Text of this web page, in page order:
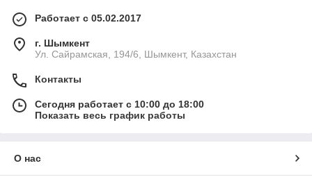
Работает с 05.02.2017
г. Шымкент
Ул. Сайрамская, 194/6, Шымкент, Казахстан
Контакты
Сегодня работает с 10:00 до 18:00
Показать весь график работы
О нас